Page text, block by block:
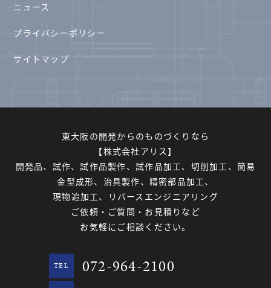
ニュース
プライバシーポリシー
サイトマップ
東大阪の開発からのものづくりなら
【株式会社アリス】
開発品、試作、試作品製作、試作品加工、切削加工、簡易
金型成形、治具製作、精密部品加工、
現物追加工、リバースエンジニアリング
ご依頼・ご質問・お見積りなど
お気軽にご相談ください。
TEL
072-964-2100